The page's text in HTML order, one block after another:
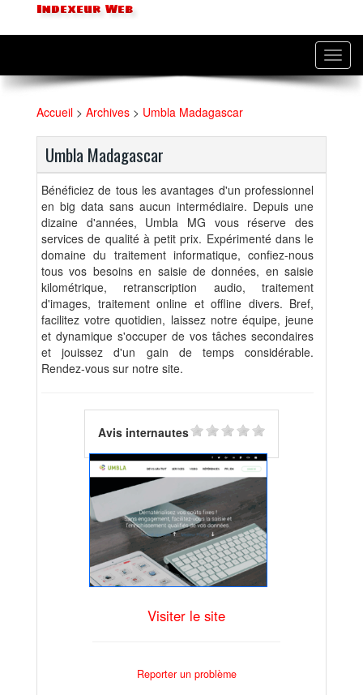
Indexeur Web
Accueil > Archives > Umbla Madagascar
Umbla Madagascar
Bénéficiez de tous les avantages d'un professionnel
en big data sans aucun intermédiaire. Depuis une
dizaine d'années, Umbla MG vous réserve des
services de qualité à petit prix. Expérimenté dans le
domaine du traitement informatique, confiez-nous
tous vos besoins en saisie de données, en saisie
kilométrique, retranscription audio, traitement
d'images, traitement online et offline divers. Bref,
facilitez votre quotidien, laissez notre équipe, jeune
et dynamique s'occuper de vos tâches secondaires
et jouissez d'un gain de temps considérable.
Rendez-vous sur notre site.
Avis internautes
Visiter le site
Reporter un problème